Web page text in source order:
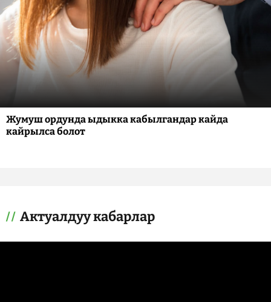
Жумуш ордунда ыдыкка кабылгандар кайда
кайрылса болот
Актуалдуу кабарлар